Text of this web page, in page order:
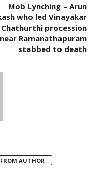
Mob Lynching – Arun
who led Vinayakar
Chathurthi procession
near Ramanathapuram
stabbed to death
AUTHOR